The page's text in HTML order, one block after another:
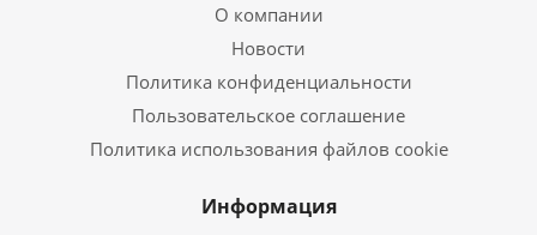
О компании
Новости
Политика конфиденциальности
Пользовательское соглашение
Политика использования файлов cookie
Информация